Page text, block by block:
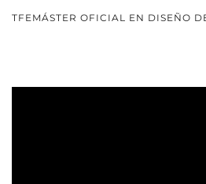
TFEMÁSTER OFICIAL EN DISEÑO